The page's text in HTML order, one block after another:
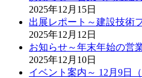
2025年12月15日
出展レポート～建設技術
2025年12月12日
お知らせ～年末年始の営
2025年12月10日
イベント案内～ 12月9日